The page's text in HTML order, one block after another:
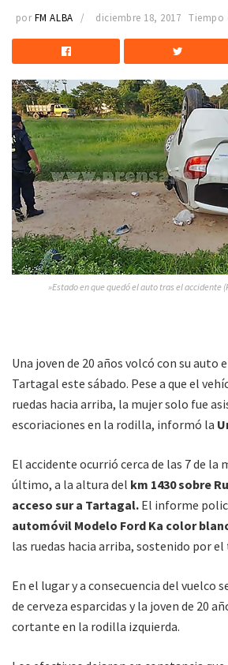
por FM ALBA diciembre 18, 2017 Tiempo
»Estado en que quedó el auto tras el accidente
Una joven de 20 años volcó con su auto
Tartagal este sábado. Pese a que el
ruedas hacia arriba, la mujer solo fue
escoriaciones en la rodilla, informó la
El accidente ocurrió cerca de las 7 de la
último, a la altura del km 1430 sobre
acceso sur a Tartagal. El informe
automóvil Modelo Ford Ka color
las ruedas hacia arriba, sostenido por
En el lugar y a consecuencia del vuelco
de cerveza esparcidas y la joven de 20
cortante en la rodilla izquierda.